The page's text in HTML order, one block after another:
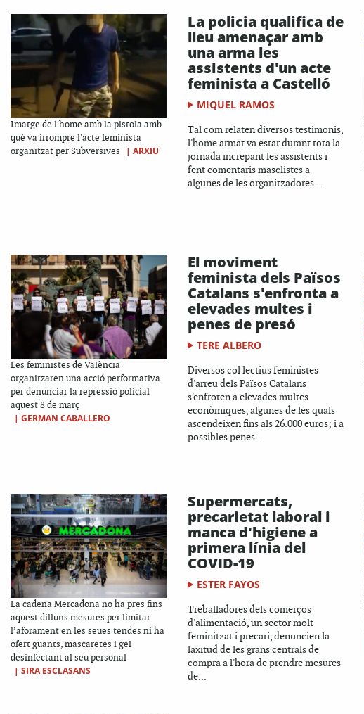
Imatge de l'home amb la pistola amb
què va irrompre l'acte feminista
organitzat per Subversives
| ARXIU
La policia qualifica de
lleu amenaçar amb
una arma les
assistents d'un acte
feminista a Castelló
MIQUEL RAMOS
Tal com relaten diversos testimonis,
l'home armat va estar durant tota la
jornada increpant les assistents i
fent comentaris masclistes a
algunes de les organitzadores...
Les feministes de València
organitzaren una acció performativa
per denunciar la repressió policial
aquest 8 de març
| GERMAN CABALLERO
El moviment
feminista dels Països
Catalans s'enfronta a
elevades multes i
penes de presó
TERE ALBERO
Diversos col·lectius feministes
d'arreu dels Països Catalans
s'enfroten a elevades multes
econòmiques, algunes de les quals
ascendeixen fins als 26.000 euros; i a
possibles penes...
La cadena Mercadona no ha pres fins
aquest dilluns mesures per limitar
l’aforament en les seues tendes ni ha
ofert guants, mascaretes i gel
desinfectant al seu personal
| SIRA ESCLASANS
Supermercats,
precarietat laboral i
manca d'higiene a
primera línia del
COVID-19
ESTER FAYOS
Treballadores dels comerços
d'alimentació, un sector molt
feminitzat i precari, denuncien la
laxitud de les grans centrals de
compra a l'hora de prendre mesures
de...